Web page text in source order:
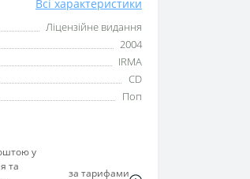
Всі характеристики
Ліцензійне видання
2004
IRMA
CD
Поп
у
та
за тарифами